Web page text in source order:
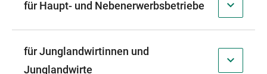
für Haupt- und Nebenerwerbsbetriebe
für Junglandwirtinnen und
Junglandwirte